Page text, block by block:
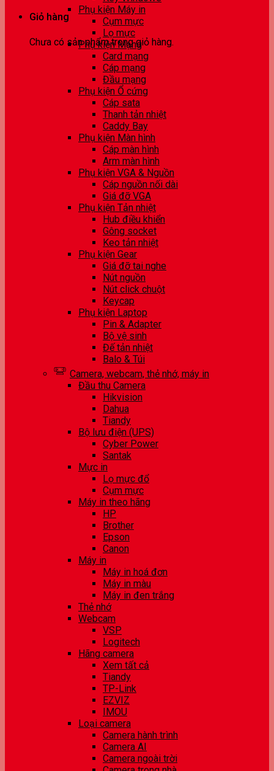
Giỏ hàng
Chưa có sản phẩm trong giỏ hàng.
Phụ kiện Máy in
Cụm mực
Lọ mực
Phụ kiện Mạng
Card mạng
Cáp mạng
Đầu mạng
Phụ kiện Ổ cứng
Cáp sata
Thanh tản nhiệt
Caddy Bay
Phụ kiện Màn hình
Cáp màn hình
Arm màn hình
Phụ kiện VGA & Nguồn
Cáp nguồn nối dài
Giá đỡ VGA
Phụ kiện Tản nhiệt
Hub điều khiển
Gông socket
Keo tản nhiệt
Phụ kiện Gear
Giá đỡ tai nghe
Nút nguồn
Nút click chuột
Keycap
Phụ kiện Laptop
Pin & Adapter
Bộ vệ sinh
Đế tản nhiệt
Balo & Túi
Camera, webcam, thẻ nhớ, máy in
Đầu thu Camera
Hikvision
Dahua
Tiandy
Bộ lưu điện (UPS)
Cyber Power
Santak
Mực in
Lọ mực đổ
Cụm mực
Máy in theo hãng
HP
Brother
Epson
Canon
Máy in
Máy in hoá đơn
Máy in màu
Máy in đen trắng
Thẻ nhớ
Webcam
VSP
Logitech
Hãng camera
Xem tất cả
Tiandy
TP-Link
EZVIZ
IMOU
Loại camera
Camera hành trình
Camera AI
Camera ngoài trời